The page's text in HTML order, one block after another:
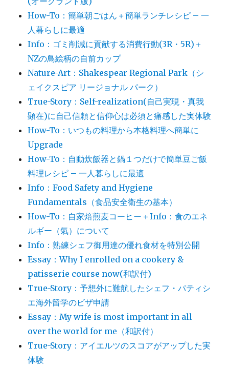
How-To：簡単朝ごはん＋簡単ランチレシピ – 一
人暮らしに最適
Info：ゴミ削減に貢献する消費行動(3R・5R)＋
NZの鳥絵柄の自前カップ
Nature-Art：Shakespear Regional Park（シ
ェイクスピア リージョナル パーク）
True-Story：Self-realization(自己実現・真我
顕在)に自己信頼と信仰心は必須と痛感した実体験
How-To：いつもの料理から本格料理へ簡単に
Upgrade
How-To：自動炊飯器と鍋１つだけで簡単豆ご飯
料理レシピ – 一人暮らしに最適
Info：Food Safety and Hygiene
Fundamentals（食品安全衛生の基本）
How-To：自家焙煎麦コーヒー＋Info：食のエネ
ルギー（氣）について
Info：熟練シェフ御用達の優れ食材を特別公開
Essay：Why I enrolled on a cookery &
patisserie course now(和訳付)
True-Story：予想外に難航したシェフ・パティシ
エ海外留学のビザ申請
Essay：My wife is most important in all
over the world for me（和訳付）
True-Story：アイエルツのスコアがアップした実
体験